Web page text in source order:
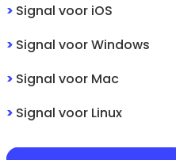
> Signal voor iOS
> Signal voorWindows
> Signal voor Mac
> Signal voor Linux